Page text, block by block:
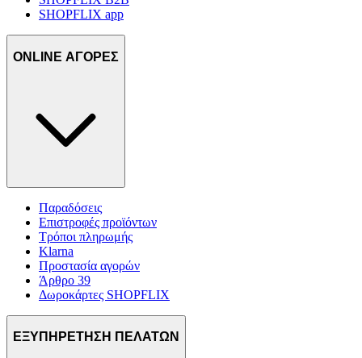
SHOPFLIX app
ONLINE ΑΓΟΡΕΣ
Παραδόσεις
Επιστροφές προϊόντων
Τρόποι πληρωμής
Klarna
Προστασία αγορών
Άρθρο 39
Δωροκάρτες SHOPFLIX
ΕΞΥΠΗΡΕΤΗΣΗ ΠΕΛΑΤΩΝ